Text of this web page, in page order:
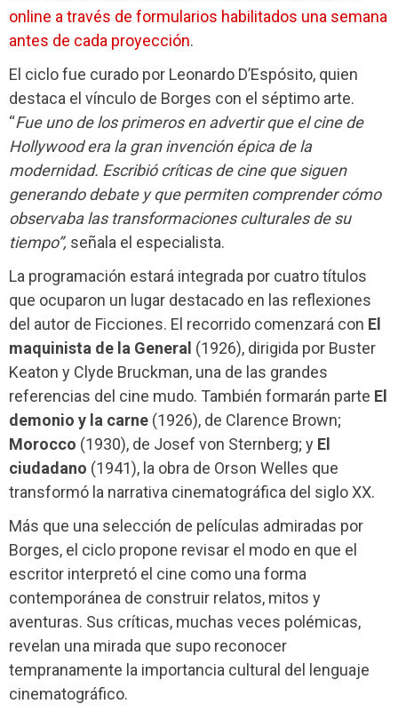
online a través de formularios habilitados una semana
antes de cada proyección.
El ciclo fue curado por Leonardo D’Espósito, quien
destaca el vínculo de Borges con el séptimo arte.
“Fue uno de los primeros en advertir que el cine de
Hollywood era la gran invención épica de la
modernidad. Escribió críticas de cine que siguen
generando debate y que permiten comprender cómo
observaba las transformaciones culturales de su
tiempo”, señala el especialista.
La programación estará integrada por cuatro títulos
que ocuparon un lugar destacado en las reflexiones
del autor de Ficciones. El recorrido comenzará con El
maquinista de la General (1926), dirigida por Buster
Keaton y Clyde Bruckman, una de las grandes
referencias del cine mudo. También formarán parte El
demonio y la carne (1926), de Clarence Brown;
Morocco (1930), de Josef von Sternberg; y El
ciudadano (1941), la obra de Orson Welles que
transformó la narrativa cinematográfica del siglo XX.
Más que una selección de películas admiradas por
Borges, el ciclo propone revisar el modo en que el
escritor interpretó el cine como una forma
contemporánea de construir relatos, mitos y
aventuras. Sus críticas, muchas veces polémicas,
revelan una mirada que supo reconocer
tempranamente la importancia cultural del lenguaje
cinematográfico.